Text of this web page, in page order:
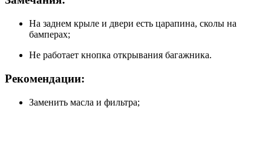
На заднем крыле и двери есть царапина, сколы на
бамперах;
Не работает кнопка открывания багажника.
Рекомендации:
Заменить масла и фильтра;